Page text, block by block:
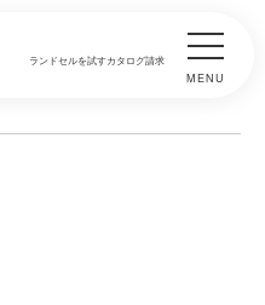
ランドセルを試すカタログ請求
MENU